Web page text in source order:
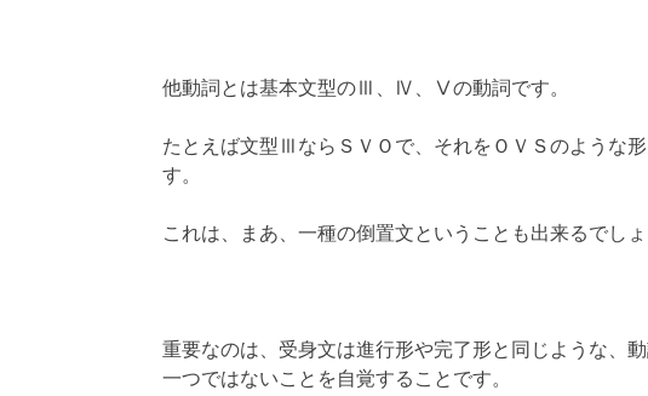
他動詞とは基本文型のⅢ、Ⅳ、Ⅴの動詞です。
たとえば文型ⅢならＳＶＯで、それをＯＶＳのような
す。
これは、まあ、一種の倒置文ということも出来るでしょ
重要なのは、受身文は進行形や完了形と同じような、
一つではないことを自覚することです。